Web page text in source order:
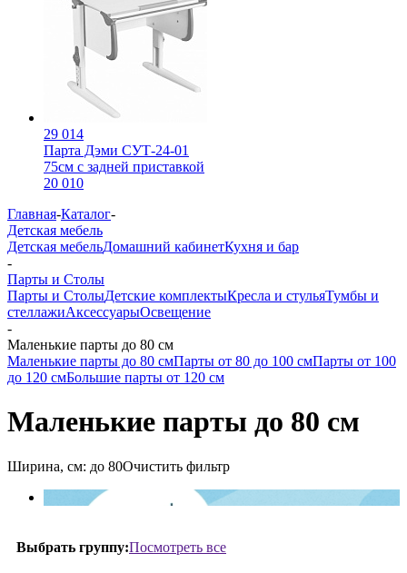
29 014
Парта Дэми СУТ-24-01
75см с задней приставкой
20 010
Главная-Каталог-
Детская мебель
Детская мебельДомашний кабинетКухня и бар
-
Парты и Столы
Парты и СтолыДетские комплектыКресла и стульяТумбы и
стеллажиАксессуарыОсвещение
-
Маленькие парты до 80 см
Маленькие парты до 80 смПарты от 80 до 100 смПарты от 100
до 120 смБольшие парты от 120 см
Маленькие парты до 80 см
Ширина, см: до 80Очистить фильтр
Выбрать группу:Посмотреть все